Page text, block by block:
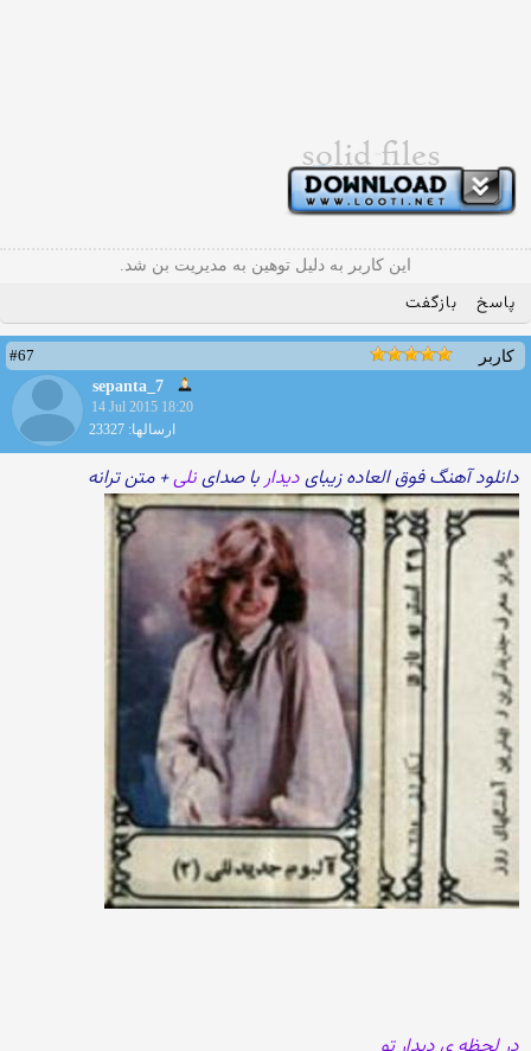
این کاربر به دلیل توهین به مدیریت بن شد.
پاسخ بازگفت
کاربر
#67
sepanta_7
14 Jul 2015 18:20
ارسالها: 23327
دانلود آهنگ فوق العاده زیبایدیداربا صداینلی+ متن ترانه